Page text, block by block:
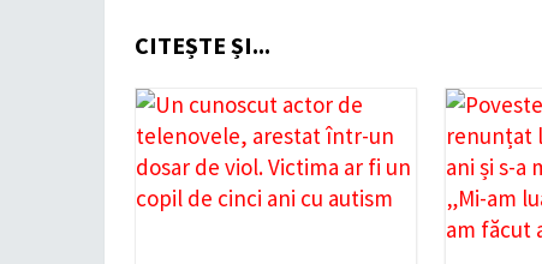
CITEȘTE ȘI...